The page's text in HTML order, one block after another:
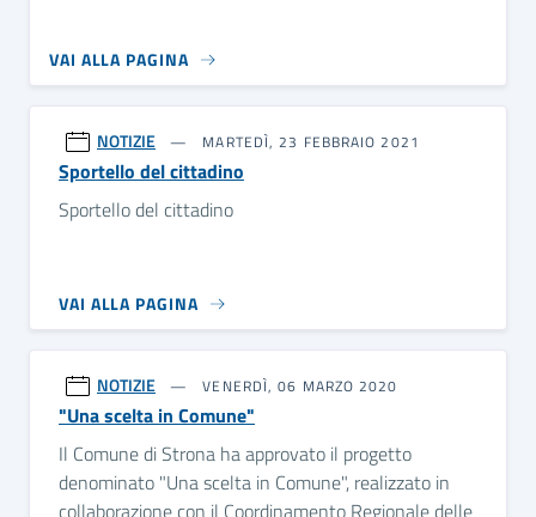
VAI ALLA PAGINA
NOTIZIE MARTEDÌ, 23 FEBBRAIO 2021
Sportello del cittadino
Sportello del cittadino
VAI ALLA PAGINA
NOTIZIE VENERDÌ, 06 MARZO 2020
"Una scelta in Comune"
Il Comune di Strona ha approvato il progetto
denominato "Una scelta in Comune", realizzato in
collaborazione con il Coordinamento Regionale delle